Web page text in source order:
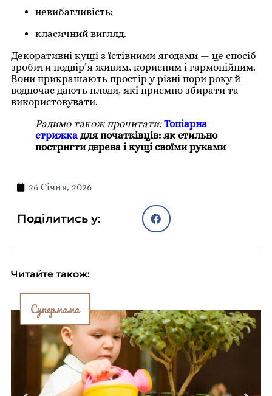
невибагливість;
класичний вигляд.
Декоративні кущі з їстівними ягодами — це спосіб
зробити подвір’я живим, корисним і гармонійним.
Вони прикрашають простір у різні пори року й
водночас дають плоди, які приємно збирати та
використовувати.
Радимо також прочитати: Топіарна
стрижка для початківців: як стильно
постригти дерева і кущі своїми руками
26 Січня, 2026
Поділитись у:
Читайте також:
Супермама